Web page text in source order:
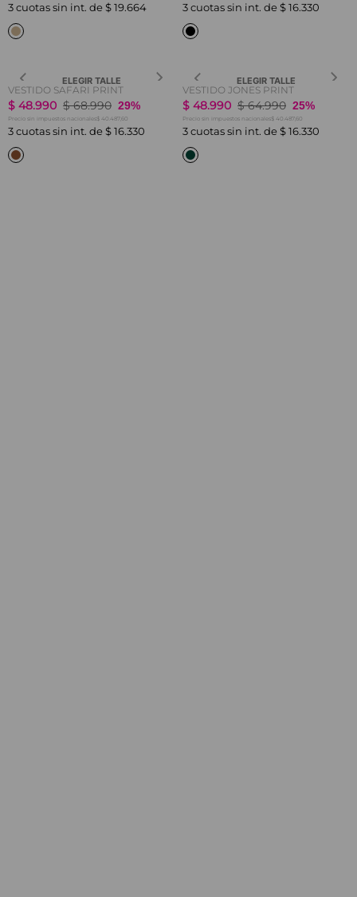
3 cuotas sin int. de $ 19.664 3 cuotas sin int. de $ 16.330
ELEGIR TALLE
VESTIDO SAFARI PRINT
$ 48.990 $ 68.990 29%
Precio sin impuestos nacionales$ 40.487,60
3 cuotas sin int. de $ 16.330
ELEGIR TALLE
VESTIDO JONES PRINT
$ 48.990 $ 64.990 25%
Precio sin impuestos nacionales$ 40.487,60
3 cuotas sin int. de $ 16.330